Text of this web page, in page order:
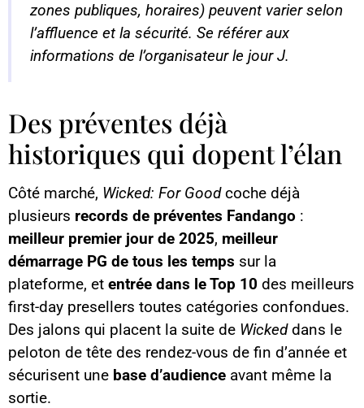
zones publiques, horaires) peuvent varier selon
l’affluence et la sécurité. Se référer aux
informations de l’organisateur le jour J.
Des préventes déjà
historiques qui dopent l’élan
Côté marché, Wicked: For Goodcoche déjà
plusieurs records de préventes Fandango :
meilleur premier jour de 2025, meilleur
démarrage PG de tous les temps sur la
plateforme, et entrée dans le Top 10 des meilleurs
first-day presellers toutes catégories confondues.
Des jalons qui placent la suite de Wickeddans le
peloton de tête des rendez-vous de fin d’année et
sécurisent une base d’audience avant même la
sortie.